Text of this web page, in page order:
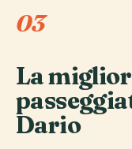
03
La
Dario